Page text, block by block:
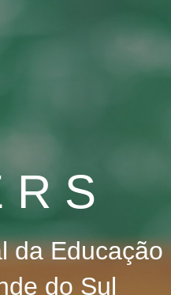
R S
da Educação
do Sul